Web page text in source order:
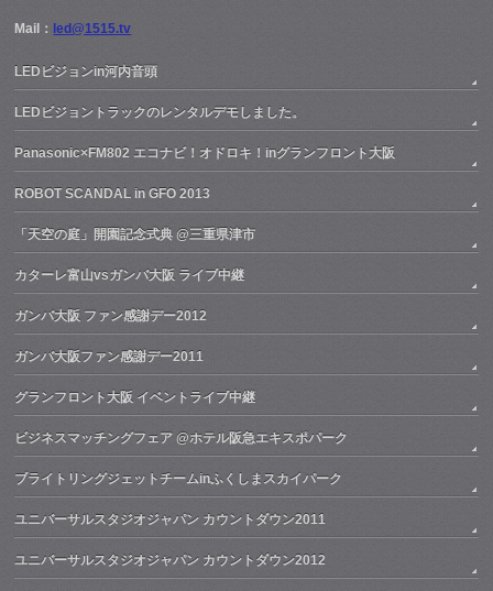
Mail： led@1515.tv
LEDビジョンin河内音頭
LEDビジョントラックのレンタルデモしました。
Panasonic×FM802 エコナビ！オドロキ！inグランフロント大阪
ROBOT SCANDAL in GFO 2013
「天空の庭」開園記念式典 @三重県津市
カターレ富山vsガンバ大阪 ライブ中継
ガンバ大阪 ファン感謝デー2012
ガンバ大阪ファン感謝デー2011
グランフロント大阪 イベントライブ中継
ビジネスマッチングフェア @ホテル阪急エキスポパーク
ブライトリングジェットチームinふくしまスカイパーク
ユニバーサルスタジオジャパン カウントダウン2011
ユニバーサルスタジオジャパン カウントダウン2012